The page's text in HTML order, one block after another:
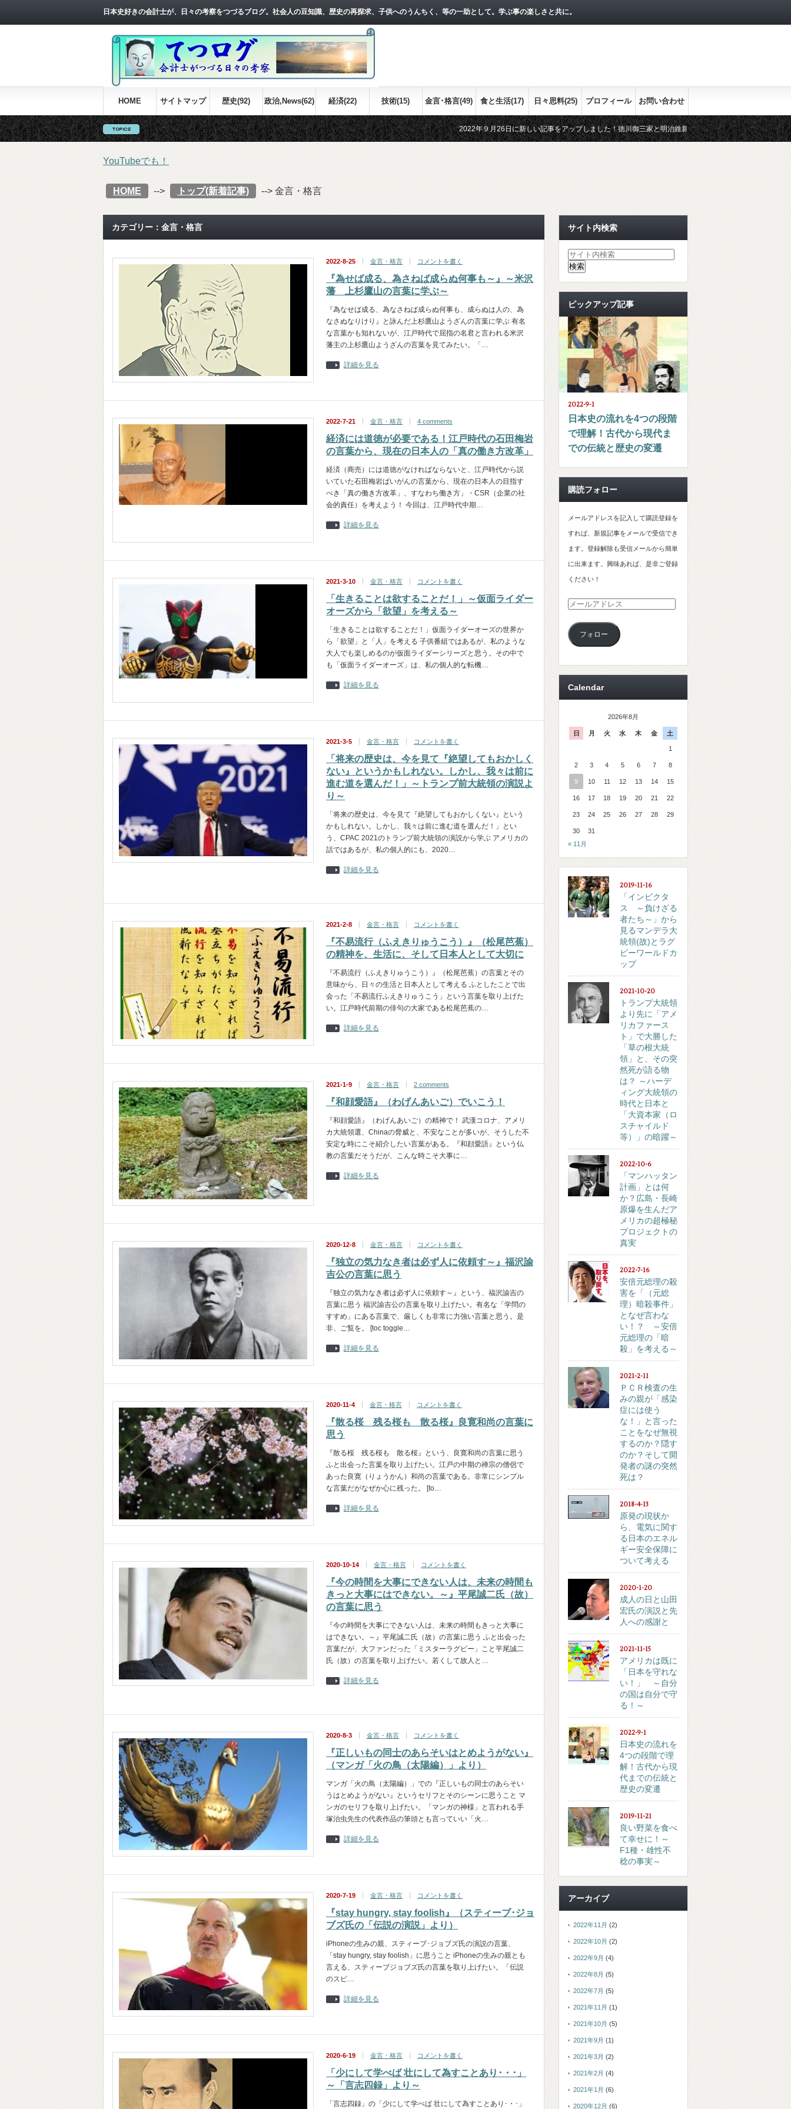
日本史好きの会計士が、日々の考察をつづるブログ。社会人の豆知識、歴史の再探求、子供へのうんちく、等の一助として。学ぶ事の楽しさと共に。
HOME サイトマップ 歴史(92) 政治,News(62) 経済(22) 技術(15) 金言･格言(49) 食と生活(17) 日々思料(25) プロフィール お問い合わせ
2022年９月26日に新しい記事をアップしました！徳川御三家と明治維新との関わりをまとめます。最終回の今回は、紀
江戸時代の世界情勢について、おおまかな流れをシリーズで！
経済指標として押さえておきたい３つの経済
YouTubeでも！
HOME --> トップ(新着記事) --> 金言・格言
カテゴリー：金言・格言
2022-8-25 金言・格言 コメントを書く
『為せば成る、為さねば成らぬ何事も～』～米沢
藩 上杉鷹山の言葉に学ぶ～
『為なせば成る、為なさねば成らぬ何事も、成らぬは人の、為
なさぬなりけり』と詠んだ上杉鷹山ようざんの言葉に学ぶ 有名
な言葉かも知れないが、江戸時代で屈指の名君と言われる米沢
藩主の上杉鷹山ようざんの言葉を見てみたい。「…
詳細を見る
2022-7-21 金言・格言 4 comments
経済には道徳が必要である！江戸時代の石田梅岩
の言葉から、現在の日本人の「真の働き方改革」
経済（商売）には道徳がなければならないと、江戸時代から説
いていた石田梅岩ばいがんの言葉から、現在の日本人の目指す
べき「真の働き方改革」、すなわち働き方」・CSR（企業の社
会的責任）を考えよう！ 今回は、江戸時代中期…
詳細を見る
2021-3-10 金言・格言 コメントを書く
「生きることは欲することだ！」～仮面ライダー
オーズから「欲望」を考える～
「生きることは欲することだ！」仮面ライダーオーズの世界か
ら「欲望」と「人」を考える 子供番組ではあるが、私のような
大人でも楽しめるのが仮面ライダーシリーズと思う。その中で
も「仮面ライダーオーズ」は、私の個人的な転機…
詳細を見る
2021-3-5 金言・格言 コメントを書く
「将来の歴史は、今を見て『絶望してもおかしく
ない』というかもしれない。しかし、我々は前に
進む道を選んだ！」～トランプ前大統領の演説よ
り～
「将来の歴史は、今を見て『絶望してもおかしくない』という
かもしれない。しかし、我々は前に進む道を選んだ！」とい
う、CPAC 2021のトランプ前大統領の演説から学ぶ アメリカの
話ではあるが、私の個人的にも、2020…
詳細を見る
2021-2-8 金言・格言 コメントを書く
『不易流行（ふえきりゅうこう）』（松尾芭蕉）
の精神を、生活に、そして日本人として大切に
『不易流行（ふえきりゅうこう）』（松尾芭蕉）の言葉とその
意味から、日々の生活と日本人として考える ふとしたことで出
会った「不易流行ふえきりゅうこう」という言葉を取り上げた
い。江戸時代前期の俳句の大家である松尾芭蕉の…
詳細を見る
2021-1-9 金言・格言 2 comments
『和顔愛語』（わげんあいご）でいこう！
『和顔愛語』（わげんあいご）の精神で！ 武漢コロナ、アメリ
カ大統領選、Chinaの脅威と、不安なことが多いが、そうした不
安定な時にこそ紹介したい言葉がある。『和顔愛語』という仏
教の言葉だそうだが、こんな時こそ大事に…
詳細を見る
2020-12-8 金言・格言 コメントを書く
『独立の気力なき者は必ず人に依頼す～』福沢諭
吉公の言葉に思う
『独立の気力なき者は必ず人に依頼す～』という、福沢諭吉の
言葉に思う 福沢諭吉公の言葉を取り上げたい。有名な「学問の
すすめ」にある言葉で、厳しくも非常に力強い言葉と思う。是
非、ご覧を。 [toc toggle…
詳細を見る
2020-11-4 金言・格言 コメントを書く
『散る桜 残る桜も 散る桜』良寛和尚の言葉に
思う
『散る桜 残る桜も 散る桜』という、良寛和尚の言葉に思う
ふと出会った言葉を取り上げたい。江戸の中期の禅宗の僧侶で
あった良寛（りょうかん）和尚の言葉である。非常にシンプル
な言葉だがなぜか心に残った。 [to…
詳細を見る
2020-10-14 金言・格言 コメントを書く
『今の時間を大事にできない人は、未来の時間も
きっと大事にはできない。～』平尾誠二氏（故）
の言葉に思う
『今の時間を大事にできない人は、未来の時間もきっと大事に
はできない。～』平尾誠二氏（故）の言葉に思う ふと出会った
言葉だが、大ファンだった「ミスターラグビー」こと平尾誠二
氏（故）の言葉を取り上げたい。若くして故人と…
詳細を見る
2020-8-3 金言・格言 コメントを書く
『正しいもの同士のあらそいはとめようがない』
（マンガ「火の鳥（太陽編）」より）
マンガ「火の鳥（太陽編）」での『正しいもの同士のあらそい
うはとめようがない』というセリフとそのシーンに思うこと マ
ンガのセリフを取り上げたい。「マンガの神様」と言われる手
塚治虫先生の代表作品の筆頭とも言っていい「火…
詳細を見る
2020-7-19 金言・格言 コメントを書く
『stay hungry, stay foolish』（スティーブ･ジョ
ブズ氏の「伝説の演説」より）
iPhoneの生みの親、スティーブ･ジョブズ氏の演説の言葉、
「stay hungry, stay foolish」に思うこと iPhoneの生みの親とも
言える、スティーブジョブズ氏の言葉を取り上げたい。「伝説
のスピ…
詳細を見る
2020-6-19 金言・格言 コメントを書く
「少にして学べば 壮にして為すことあり･・･」
～「言志四録」より～
「言志四録」の「少にして学べば 壮にして為すことあり･・･」
サイト内検索
ピックアップ記事
2022-9-1
日本史の流れを4つの段階
で理解！古代から現代ま
での伝統と歴史の変遷
購読フォロー
メールアドレスを記入して購読登録を
すれば、新規記事をメールで受信でき
ます。登録解除も受信メールから簡単
に出来ます。興味あれば、是非ご登録
ください！
メ
ル
ド
フォロー
Calendar
2026年8月
日 月 火 水 木 金 土
1
2 3 4 5 6 7 8
9 10 11 12 13 14 15
16 17 18 19 20 21 22
23 24 25 26 27 28 29
30
31
« 11月
2019-11-16
「インビクタ
ス ～負けざる
者たち～」から
見るマンデラ大
統領(故)とラグ
ビーワールドカ
ップ
2021-10-20
トランプ大統領
より先に「アメ
リカファース
ト」で大勝した
「草の根大統
領」と、その突
然死が語る物
は？ ～ハーデ
ィング大統領の
時代と日本と
「大資本家（ロ
スチャイルド
等）」の暗躍～
2022-10-6
「マンハッタン
計画」とは何
か？広島・長崎
原爆を生んだア
メリカの超極秘
プロジェクトの
真実
2022-7-16
安倍元総理の殺
害を「（元総
理）暗殺事件」
となぜ言わな
い！？ ～安倍
元総理の「暗
殺」を考える～
2021-2-11
ＰＣＲ検査の生
みの親が「感染
症には使う
な！」と言った
ことをなぜ無視
するのか？隠す
のか？そして開
発者の謎の突然
死は？
2018-4-13
原発の現状か
ら、電気に関す
る日本のエネル
ギー安全保障に
ついて考える
2020-1-20
成人の日と山田
宏氏の演説と先
人への感謝と
2021-11-15
アメリカは既に
「日本を守れな
い！」 ～自分
の国は自分で守
る！～
2022-9-1
日本史の流れを
4つの段階で理
解！古代から現
代までの伝統と
歴史の変遷
2019-11-21
良い野菜を食べ
て幸せに！～
F1種・雄性不
稔の事実～
アーカイブ
2022年11月 (2)
2022年10月 (2)
2022年9月 (4)
2022年8月 (5)
2022年7月 (5)
2021年11月 (1)
2021年10月 (5)
2021年9月 (1)
2021年3月 (2)
2021年2月 (4)
2021年1月 (6)
2020年12月 (6)